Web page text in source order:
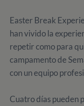
Easter Break
han vivido la
repetir como para
campamento de
con un equipo
Cuatro días pueden